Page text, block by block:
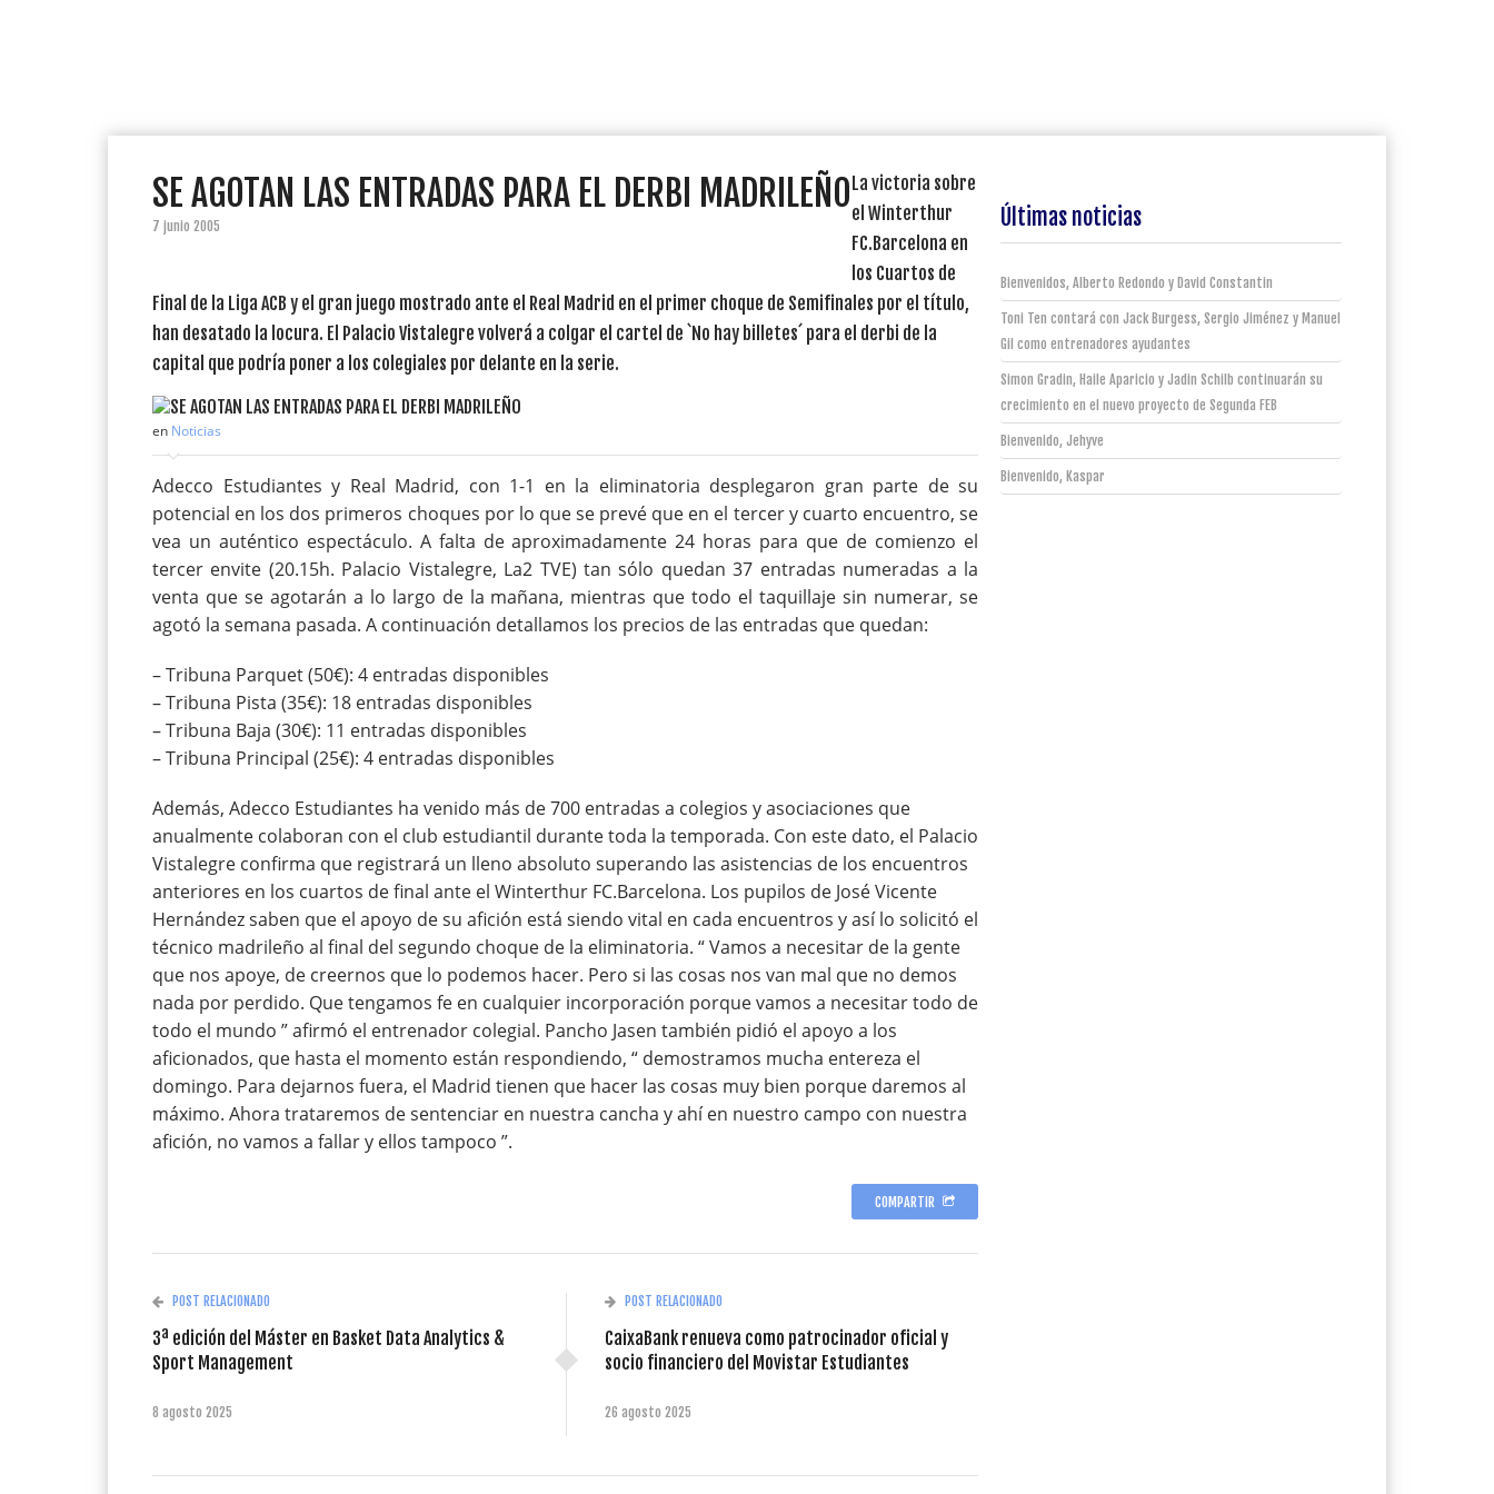
SE AGOTAN LAS ENTRADAS PARA EL DERBI MADRILEÑO
7 junio 2005
La victoria sobre
el Winterthur
FC.Barcelona en
los Cuartos de
Final de la Liga ACB y el gran juego mostrado ante el Real Madrid en el primer choque de Semifinales por el título,
han desatado la locura. El Palacio Vistalegre volverá a colgar el cartel de `No hay billetes´ para el derbi de la
capital que podría poner a los colegiales por delante en la serie.
en Noticias
Adecco Estudiantes y Real Madrid, con 1-1 en la eliminatoria desplegaron gran parte de su
potencial en los dos primeros choques por lo que se prevé que en el tercer y cuarto encuentro, se
vea un auténtico espectáculo. A falta de aproximadamente 24 horas para que de comienzo el
tercer envite (20.15h. Palacio Vistalegre, La2 TVE) tan sólo quedan 37 entradas numeradas a la
venta que se agotarán a lo largo de la mañana, mientras que todo el taquillaje sin numerar, se
agotó la semana pasada. A continuación detallamos los precios de las entradas que quedan:
– Tribuna Parquet (50€): 4 entradas disponibles
– Tribuna Pista (35€): 18 entradas disponibles
– Tribuna Baja (30€): 11 entradas disponibles
– Tribuna Principal (25€): 4 entradas disponibles
Además, Adecco Estudiantes ha venido más de 700 entradas a colegios y asociaciones que
anualmente colaboran con el club estudiantil durante toda la temporada. Con este dato, el Palacio
Vistalegre confirma que registrará un lleno absoluto superando las asistencias de los encuentros
anteriores en los cuartos de final ante el Winterthur FC.Barcelona. Los pupilos de José Vicente
Hernández saben que el apoyo de su afición está siendo vital en cada encuentros y así lo solicitó el
técnico madrileño al final del segundo choque de la eliminatoria. “ Vamos a necesitar de la gente
que nos apoye, de creernos que lo podemos hacer. Pero si las cosas nos van mal que no demos
nada por perdido. Que tengamos fe en cualquier incorporación porque vamos a necesitar todo de
todo el mundo ” afirmó el entrenador colegial. Pancho Jasen también pidió el apoyo a los
aficionados, que hasta el momento están respondiendo, “ demostramos mucha entereza el
domingo. Para dejarnos fuera, el Madrid tienen que hacer las cosas muy bien porque daremos al
máximo. Ahora trataremos de sentenciar en nuestra cancha y ahí en nuestro campo con nuestra
afición, no vamos a fallar y ellos tampoco ”.
COMPARTIR
POST RELACIONADO
3ª edición del Máster en Basket Data Analytics &
Sport Management
8 agosto 2025
POST RELACIONADO
CaixaBank renueva como patrocinador oficial y
socio financiero del Movistar Estudiantes
26 agosto 2025
Últimas noticias
Bienvenidos, Alberto Redondo y David Constantin
Toni Ten contará con Jack Burgess, Sergio Jiménez y Manuel
Gil como entrenadores ayudantes
Simon Gradin, Haile Aparicio y Jadin Schilb continuarán su
crecimiento en el nuevo proyecto de Segunda FEB
Bienvenido, Jehyve
Bienvenido, Kaspar